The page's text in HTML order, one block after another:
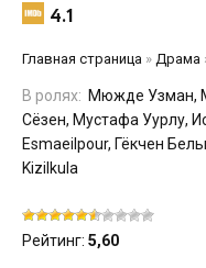
4.1
Главная страница » Драма
В ролях: Мюжде Узман,
Сёзен, Мустафа Уурлу,
Esmaeilpour, Гёкчен
Kizilkula
Рейтинг: 5,60